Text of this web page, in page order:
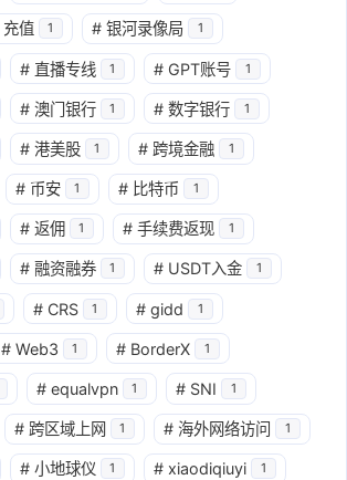
充值 1 # 银河录像局 1
# 直播专线 1 # GPT账号 1
# 澳门银行 1 # 数字银行 1
# 港美股 1 # 跨境金融 1
# 币安 1 # 比特币 1
# 返佣 1 # 手续费返现 1
# 融资融券 1 # USDT入金 1
# CRS 1 # gidd 1
# Web3 1 # BorderX 1
# equalvpn 1 # SNI 1
# 跨区域上网 1 # 海外网络访问 1
# 小地球仪 1 # xiaodiqiuyi 1